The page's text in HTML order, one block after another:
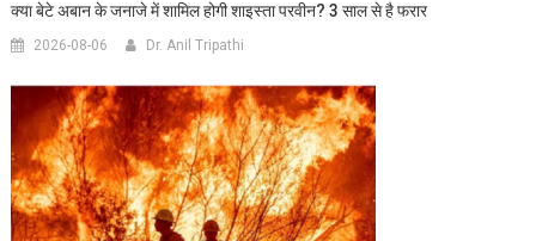
क्या बेटे अबान के जनाजे में शामिल होगी शाइस्ता परवीन? 3 साल से है फरार
2026-08-06 Dr. Anil Tripathi